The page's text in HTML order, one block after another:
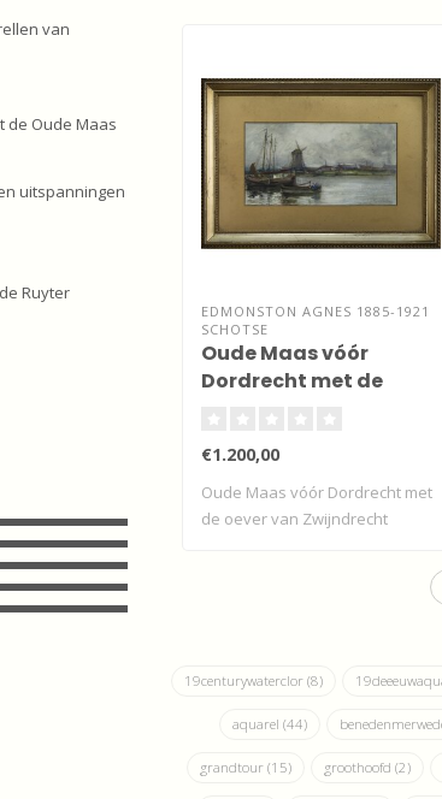
van
de Oude Maas
uitspanningen
Ruyter
EDMONSTON AGNES 1885-1921
SCHOTSE
Oude Maas vóór
Dordrecht met de
€1.200,00
Oude Maas vóór Dordrecht met
de oever van Zwijndrecht
19centurywaterclor(8)
aquarel (44)
grandtour (15) groothoofd (2)